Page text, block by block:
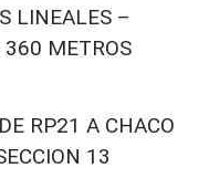
LINEALES –
360 METROS
RP21 A CHACO
13